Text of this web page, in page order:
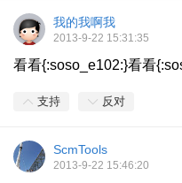
我的我啊我
2013-9-22 15:31:35
看看{:soso_e102:}看看
支持 反对
ScmTools
2013-9-22 15:46:20